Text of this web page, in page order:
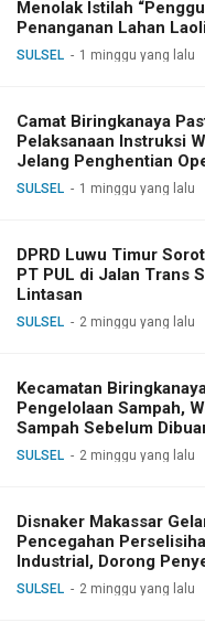
Menolak Istilah
Penanganan Lahan
SULSEL 1 minggu yang lalu
Camat Biringkanaya
Pelaksanaan Instruksi
Jelang Penghentian
SULSEL 1 minggu yang lalu
DPRD Luwu Timur
PT PUL di Jalan Trans
Lintasan
SULSEL 2 minggu yang lalu
Kecamatan
Pengelolaan Sampah,
Sampah Sebelum
SULSEL 2 minggu yang lalu
Disnaker Makassar
Pencegahan
Industrial, Dorong
Dialog
SULSEL 2 minggu yang lalu